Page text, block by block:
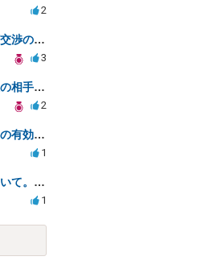
2
不倫による慰謝料の相場と減額交渉の可能性について
3
カカオトークで不貞していた夫の相手を特定したい
2
不貞相手への慰謝料請求、証拠の有効性と対応方法は？
1
慰謝料請求時の不定の証拠について。効力があるのか知りたい。
1